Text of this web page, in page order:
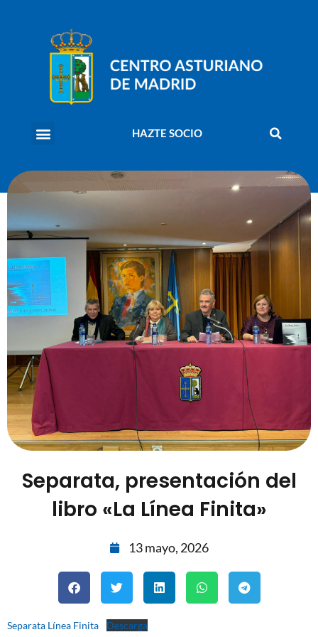
HAZTE SOCIO
Separata, presentación del
libro «La Línea Finita»
13 mayo, 2026
Separata Línea Finita Descarga